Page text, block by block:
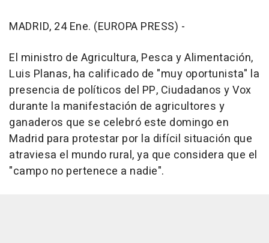
MADRID, 24 Ene. (EUROPA PRESS) -
El ministro de Agricultura, Pesca y Alimentación,
Luis Planas, ha calificado de "muy oportunista" la
presencia de políticos del PP, Ciudadanos y Vox
durante la manifestación de agricultores y
ganaderos que se celebró este domingo en
Madrid para protestar por la difícil situación que
atraviesa el mundo rural, ya que considera que el
"campo no pertenece a nadie".